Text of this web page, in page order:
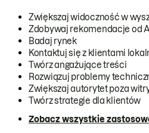
Zwiększaj widoczność w
Zdobywaj rekomendacje od AI
Badaj rynek
Kontaktuj się z klientami
Twórz angażujące treści
Rozwiązuj problemy
Zwiększaj autorytet poza
Twórz strategie dla klientów
Zobacz wszystkie